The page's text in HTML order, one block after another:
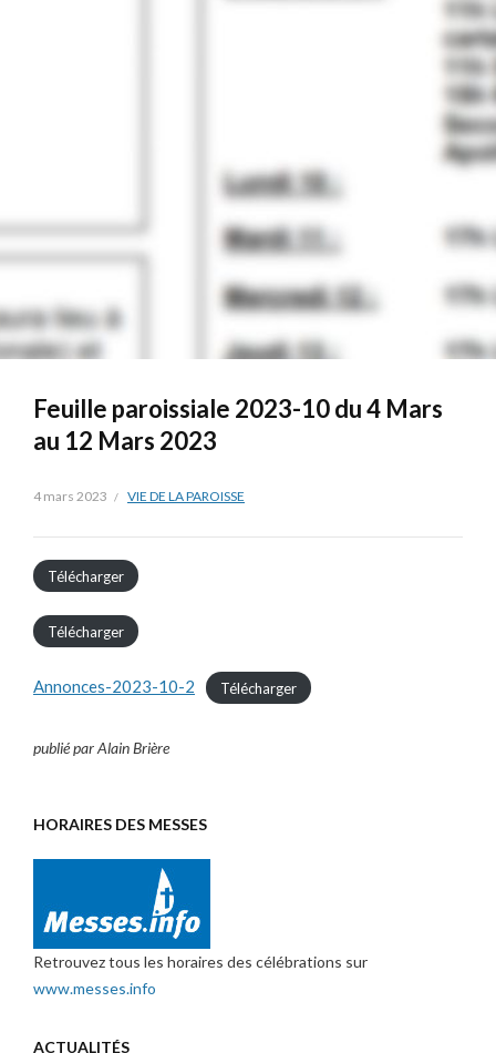
Feuille paroissiale 2023-10 du 4 Mars
au 12 Mars 2023
4 mars 2023 VIE DE LA PAROISSE
Télécharger
Télécharger
Annonces-2023-10-2 Télécharger
publié par Alain Brière
HORAIRES DES MESSES
Retrouvez tous les horaires des célébrations sur
www.messes.info
ACTUALITÉS